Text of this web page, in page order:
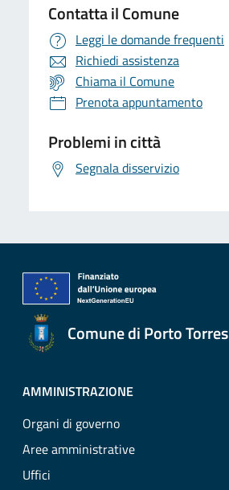
Contatta il Comune
Leggi le domande frequenti
Richiedi assistenza
Chiama il Comune
Prenota appuntamento
Problemi in città
Segnala disservizio
Comune di Porto Torres
AMMINISTRAZIONE
Organi di governo
Aree amministrative
Uffici